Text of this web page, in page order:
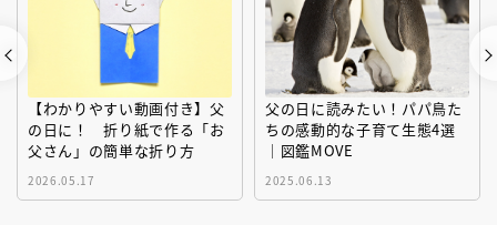
【わかりやすい動画付き】父
の日に！ 折り紙で作る「お
父さん」の簡単な折り方
2026.05.17
父の日に読みたい！パパ鳥た
ちの感動的な子育て生態4選
｜図鑑MOVE
2025.06.13